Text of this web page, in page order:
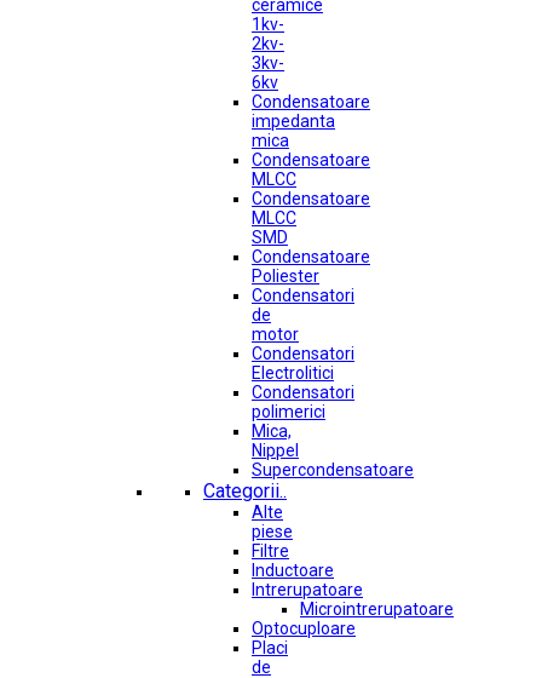
ceramice
1kv-
2kv-
3kv-
6kv
Condensatoare
impedanta
mica
Condensatoare
MLCC
Condensatoare
MLCC
SMD
Condensatoare
Poliester
Condensatori
de
motor
Condensatori
Electrolitici
Condensatori
polimerici
Mica,
Nippel
Supercondensatoare
Categorii..
Alte
piese
Filtre
Inductoare
Intrerupatoare
Microintrerupatoare
Optocuploare
Placi
de